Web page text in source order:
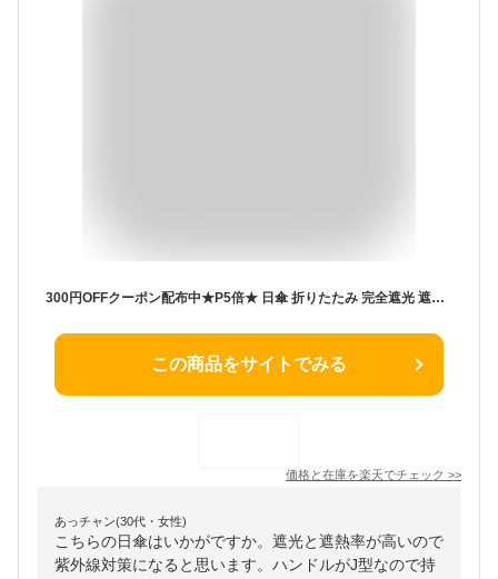
300円OFFクーポン配布中★P5倍★ 日傘 折りたたみ 完全遮光 遮熱 UVカット 折りたたみ傘 100％ 遮光 レディース 軽量 軽い 晴雨兼用 おしゃれ 折り畳み 日傘 傘 かわいい スカラップ 刺しゅう プレゼント ギフト ラッピング
この商品をサイトでみる
価格と在庫を楽天でチェック >>
あっチャン(30代・女性)
こちらの日傘はいかがですか。遮光と遮熱率が高いので
紫外線対策になると思います。ハンドルがJ型なので持